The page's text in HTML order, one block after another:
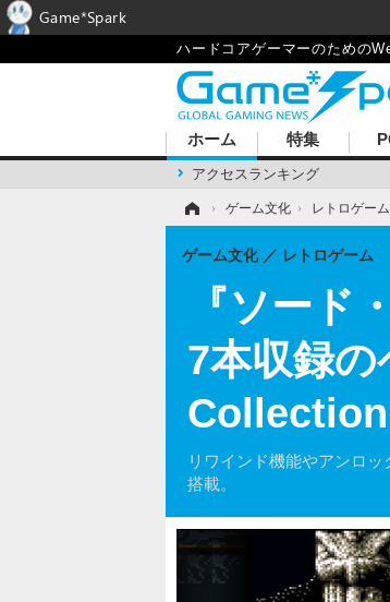
ハードコアゲーマーのための
ホーム
アクセスランキング
特集
› ゲーム文化 › レトロゲーム
『ソード
7本収録
Collection
リワインド機能やアンロ
搭載。
ゲーム文化 レトロゲーム
Game*Spark